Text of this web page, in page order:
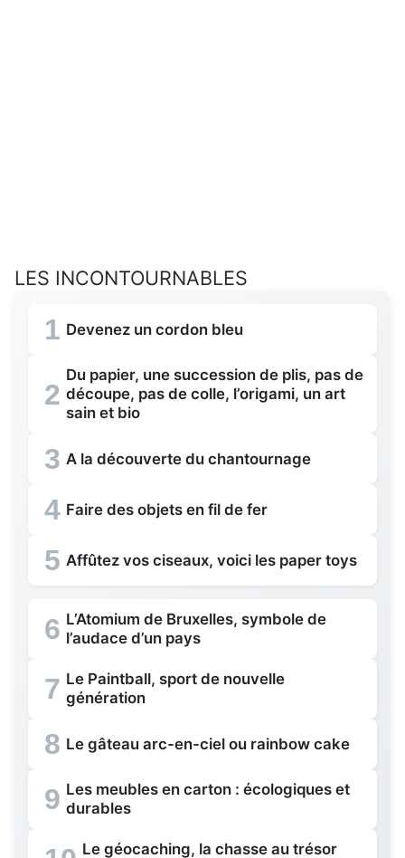
LES INCONTOURNABLES
1 Devenez un cordon bleu
2
Du papier, une succession de plis, pas de
découpe, pas de colle, l’origami, un art
sain et bio
3 A la découverte du chantournage
4 Faire des objets en fil de fer
5 Affûtez vos ciseaux, voici les paper toys
6 L’Atomium de Bruxelles, symbole de
l’audace d’un pays
7 Le Paintball, sport de nouvelle
génération
8 Le gâteau arc-en-ciel ou rainbow cake
9 Les meubles en carton : écologiques et
durables
Le géocaching, la chasse au trésor